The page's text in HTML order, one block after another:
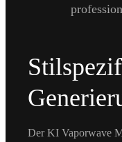
Der KI Vaporwave